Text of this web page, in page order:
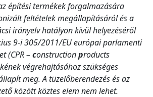
építési termékek forgalmazására
feltételek megállapításáról és a
irányelv hatályon kívül helyezéséről
9-i 305/2011/EU európai parlamenti
(CPR – constructionproducts
végrehajtásához szükséges
meg. A tüzelőberendezés és az
között köztes elem nem lehet.